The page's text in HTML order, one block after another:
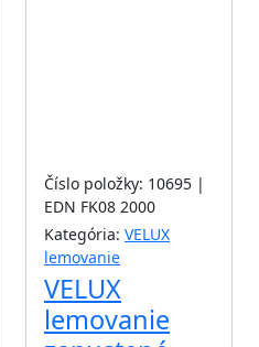
Číslo položky: 10695 |
EDN FK08 2000
Kategória: VELUX
lemovanie
VELUX
lemovanie